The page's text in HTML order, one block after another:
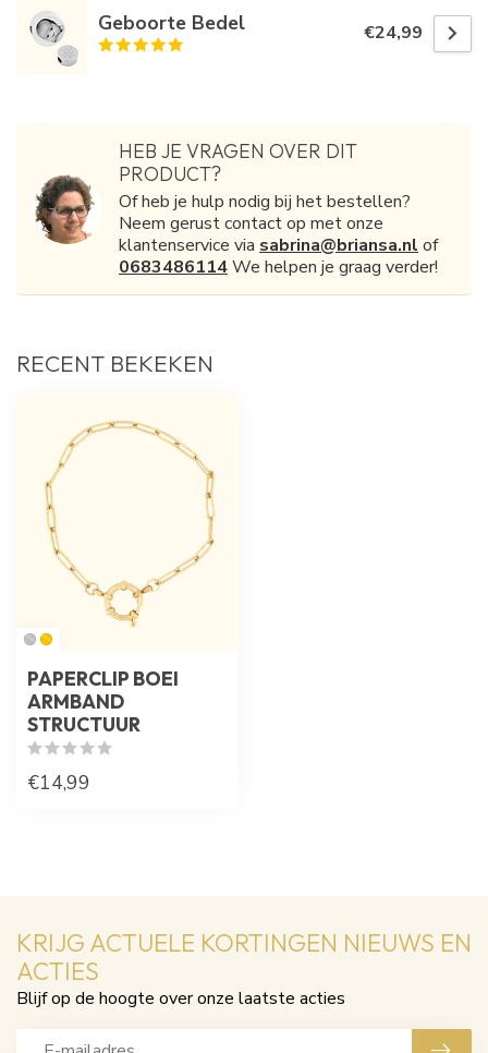
Geboorte Bedel €24,99
HEB JE VRAGEN OVER DIT
PRODUCT?
Of heb je hulp nodig bij het bestellen?
Neem gerust contact op met onze
klantenservice via sabrina@briansa.nl of
0683486114We helpen je graag verder!
RECENT BEKEKEN
PAPERCLIP BOEI
ARMBAND
STRUCTUUR
€14,99
KRIJG ACTUELE KORTINGEN NIEUWS EN
ACTIES
Blijf op de hoogte over onze laatste acties